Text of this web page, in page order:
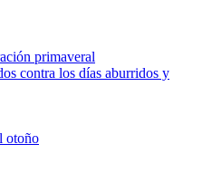
primaveral
contra los días aburridos y
otoño